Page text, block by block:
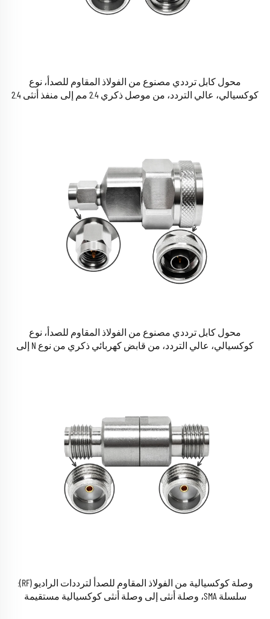
محول كابل ترددي مصنوع من الفولاذ المقاوم للصدأ، نوع
كوكسيالي، عالي التردد، من موصل ذكري 2.4 مم إلى منفذ أنثى 2.4
محول كابل ترددي مصنوع من الفولاذ المقاوم للصدأ، نوع
كوكسيالي، عالي التردد، من قابض كهربائي ذكري من نوع N إلى
وصلة كوكسيالية من الفولاذ المقاوم للصدأ لترددات الراديو (RF):
سلسلة SMA، وصلة أنثى إلى وصلة أنثى كوكسيالية مستقيمة